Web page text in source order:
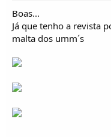
Boas...
Já que tenho a revista
malta dos umm´s